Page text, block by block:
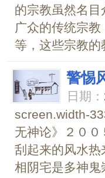
的宗教虽然名
广众的传统宗
等，这些宗教
警惕
日期：
screen.width-
无神论》２０
刮起来的风水
相阴宅是多神